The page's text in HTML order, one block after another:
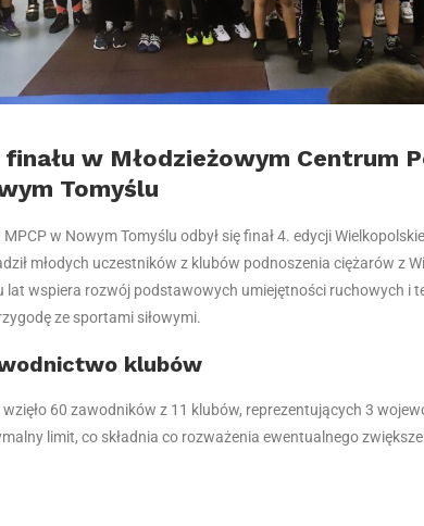
w Młodzieżowym Centrum
Tomyślu
w Nowym Tomyślu odbył się finał 4. edycji
młodych uczestników z klubów podnoszenia ciężarów z
lat wspiera rozwój podstawowych umiejętności ruchowych i
ze sportami siłowymi.
klubów
wzięło 60 zawodników z 11 klubów, reprezentujących 3
limit, co składnia co rozważenia ewentualnego